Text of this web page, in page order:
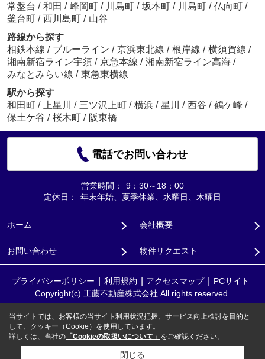
常盤台 / 和田 / 峰岡町 / 川島町 / 坂本町 / 川島町 / 仏向町 /
釜台町 / 西川島町 / 山谷
路線から探す
相鉄本線 / ブルーライン / 京浜東北線 / 根岸線 / 横須賀線 /
湘南新宿ライン宇須 / 京急本線 / 湘南新宿ライン高海 /
みなとみらい線 / 東急東横線
駅から探す
和田町 / 上星川 / 三ツ沢上町 / 横浜 / 星川 / 西谷 / 鶴ケ峰 /
保土ケ谷 / 桜木町 / 阪東橋
電話でお問い合わせ
営業時間：
9：30～18：00
定休日：
年末年始、夏季休業、水曜日、木曜日
ホーム 会社概要
お問い合わせ 物件リクエスト
プライバシーポリシー 利用規約 アクセスマップ
PCサイト
Copyright(c) 工藤不動産株式会社 All rights reserved.
当サイトでは、お客様の当サイト利用状況把握、サービス向上検討を目的と
して、クッキー（Cookie）を使用しています。
詳しくは、当社の 「Cookieの取扱いについて」 をご確認ください。
閉じる